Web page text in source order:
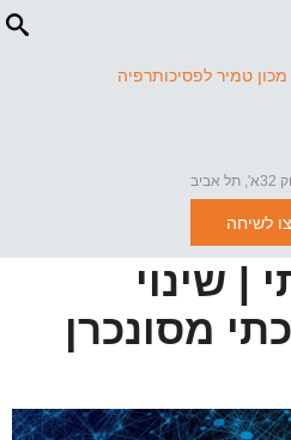
מכון טמיר לפסיכותרפיה
לשיחה
| שינוי
מסונכרן